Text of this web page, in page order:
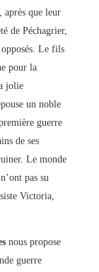
après que leur
de Péchagrier,
Le fils
pour la
jolie
un noble
guerre
de ses
Le monde
pas su
Victoria,
nous propose
guerre